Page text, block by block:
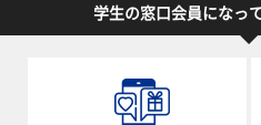
学生の窓口会員になっ